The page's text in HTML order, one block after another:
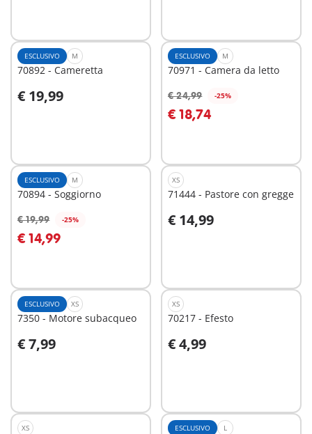
ESCLUSIVO M
70892 - Cameretta
€ 19,99
Aggiungi al carrello
ESCLUSIVO M
70971 - Camera da letto
€ 24,99 -25%
€ 18,74
Aggiungi al carrello
ESCLUSIVO M
70894 - Soggiorno
€ 19,99 -25%
€ 14,99
Aggiungi al carrello
XS
71444 - Pastore con gregge
€ 14,99
Aggiungi al carrello
ESCLUSIVO XS
7350 - Motore subacqueo
€ 7,99
Aggiungi al carrello
XS
70217 - Efesto
€ 4,99
Aggiungi al carrello
XS ESCLUSIVO L